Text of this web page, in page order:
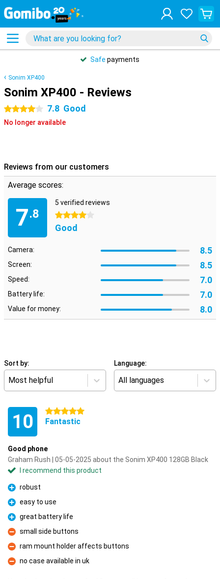
Safe payments
Sonim XP400
Sonim XP400 - Reviews
4 stars 7.8 Good
No longer available
Reviews from our customers
Average scores:
7.8
5 verified reviews
4 stars
Good
Camera: 8.5
Screen: 8.5
Speed: 7.0
Battery life: 7.0
Value for money: 8.0
Sort by:
Most helpful
Language:
All languages
10 5 stars
Fantastic
Good phone
Graham Rush | 05-05-2025 about the Sonim XP400 128GB Black
I recommend this product
Pro
robust
Pro
easy to use
Pro
great battery life
Con
small side buttons
Con
ram mount holder affects buttons
Con
no case available in uk